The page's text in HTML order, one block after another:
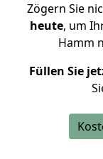
Zögern Sie
heute, um
Hamm
Füllen Sie